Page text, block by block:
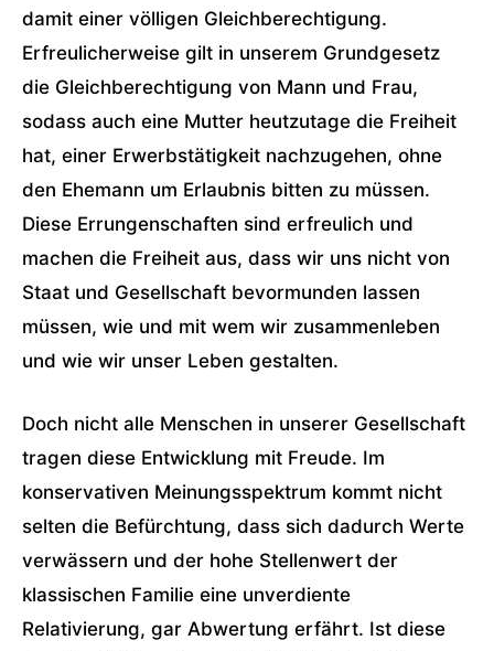
damit einer völligen Gleichberechtigung.
Erfreulicherweise gilt in unserem Grundgesetz
die Gleichberechtigung von Mann und Frau,
sodass auch eine Mutter heutzutage die Freiheit
hat, einer Erwerbstätigkeit nachzugehen, ohne
den Ehemann um Erlaubnis bitten zu müssen.
Diese Errungenschaften sind erfreulich und
machen die Freiheit aus, dass wir uns nicht von
Staat und Gesellschaft bevormunden lassen
müssen, wie und mit wem wir zusammenleben
und wie wir unser Leben gestalten.
Doch nicht alle Menschen in unserer Gesellschaft
tragen diese Entwicklung mit Freude. Im
konservativen Meinungsspektrum kommt nicht
selten die Befürchtung, dass sich dadurch Werte
verwässern und der hohe Stellenwert der
klassischen Familie eine unverdiente
Relativierung, gar Abwertung erfährt. Ist diese